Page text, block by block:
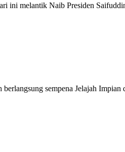
ini melantik Naib Presiden
sempena Jelajah Impian